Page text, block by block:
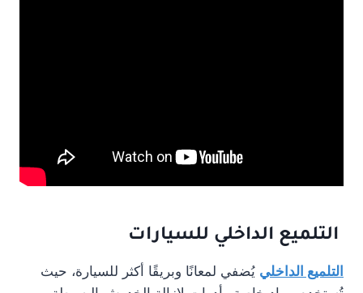
التلميع الداخلي للسيارات
التلميع الداخلي يُضفي لمعانًا وبريقًا أكثر للسيارة، حيث